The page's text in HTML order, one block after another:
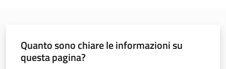
Quanto sono chiare le informazioni su
questa pagina?